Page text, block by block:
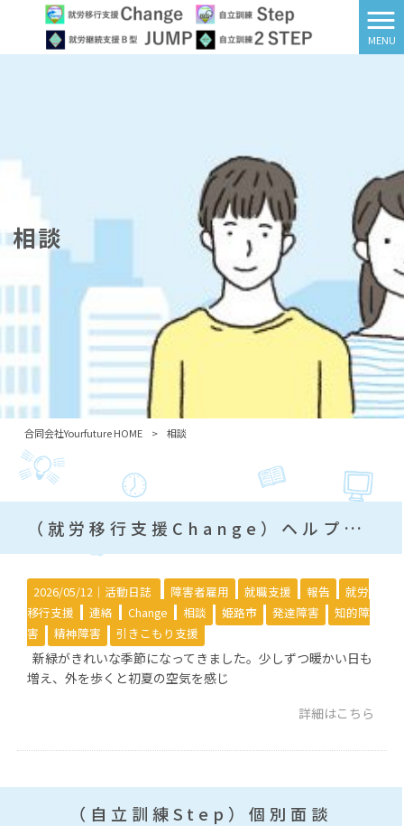
MENU
相談
合同会社Yourfuture HOME > 相談
（就労移行支援Change）ヘルプ発信の大切さについて
2026/05/12｜ 活動日誌 障害者雇用 就職支援 報告
就労
移行支援
連絡 Change 相談 姫路市 発達障害
知的障
害
精神障害 引きこもり支援
新緑がきれいな季節になってきました。少しずつ暖かい日も
増え、外を歩くと初夏の空気を感じ
詳細はこちら
（自立訓練Step）個別面談